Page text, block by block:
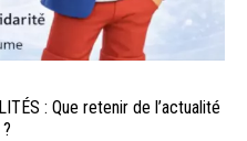
: Que retenir de l’actualité